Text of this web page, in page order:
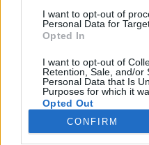
I want to opt-out of
Personal Data for
Opted In
I want to opt-out of
Retention, Sale, and/or
Personal Data that Is
Purposes for which it
Opted Out
CONFIRM
lissy_kind
Lebende Forenlegende
6.000
Magitta7070
Lebende Forenlegende
Beiträge: 141.150
6.000